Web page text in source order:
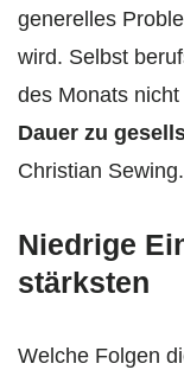
generelles
wird. Selbst
des Monats
Dauer zu
Christian Sewing.
Niedrige
stärksten
Welche Folgen